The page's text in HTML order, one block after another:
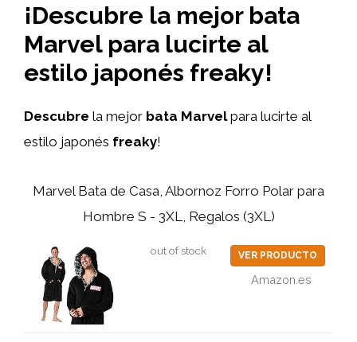
¡Descubre la mejor bata
Marvel para lucirte al
estilo japonés freaky!
Descubre la mejor bata Marvelpara lucirte al
estilo japonés freaky!
Marvel Bata de Casa, Albornoz Forro Polar para
Hombre S - 3XL, Regalos (3XL)
out of stock VER PRODUCTO
Amazon.es